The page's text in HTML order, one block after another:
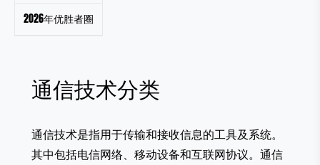
2026年优胜者圈
通信技术分类
通信技术是指用于传输和接收信息的工具及系统。
其中包括电信网络、移动设备和互联网协议。通信